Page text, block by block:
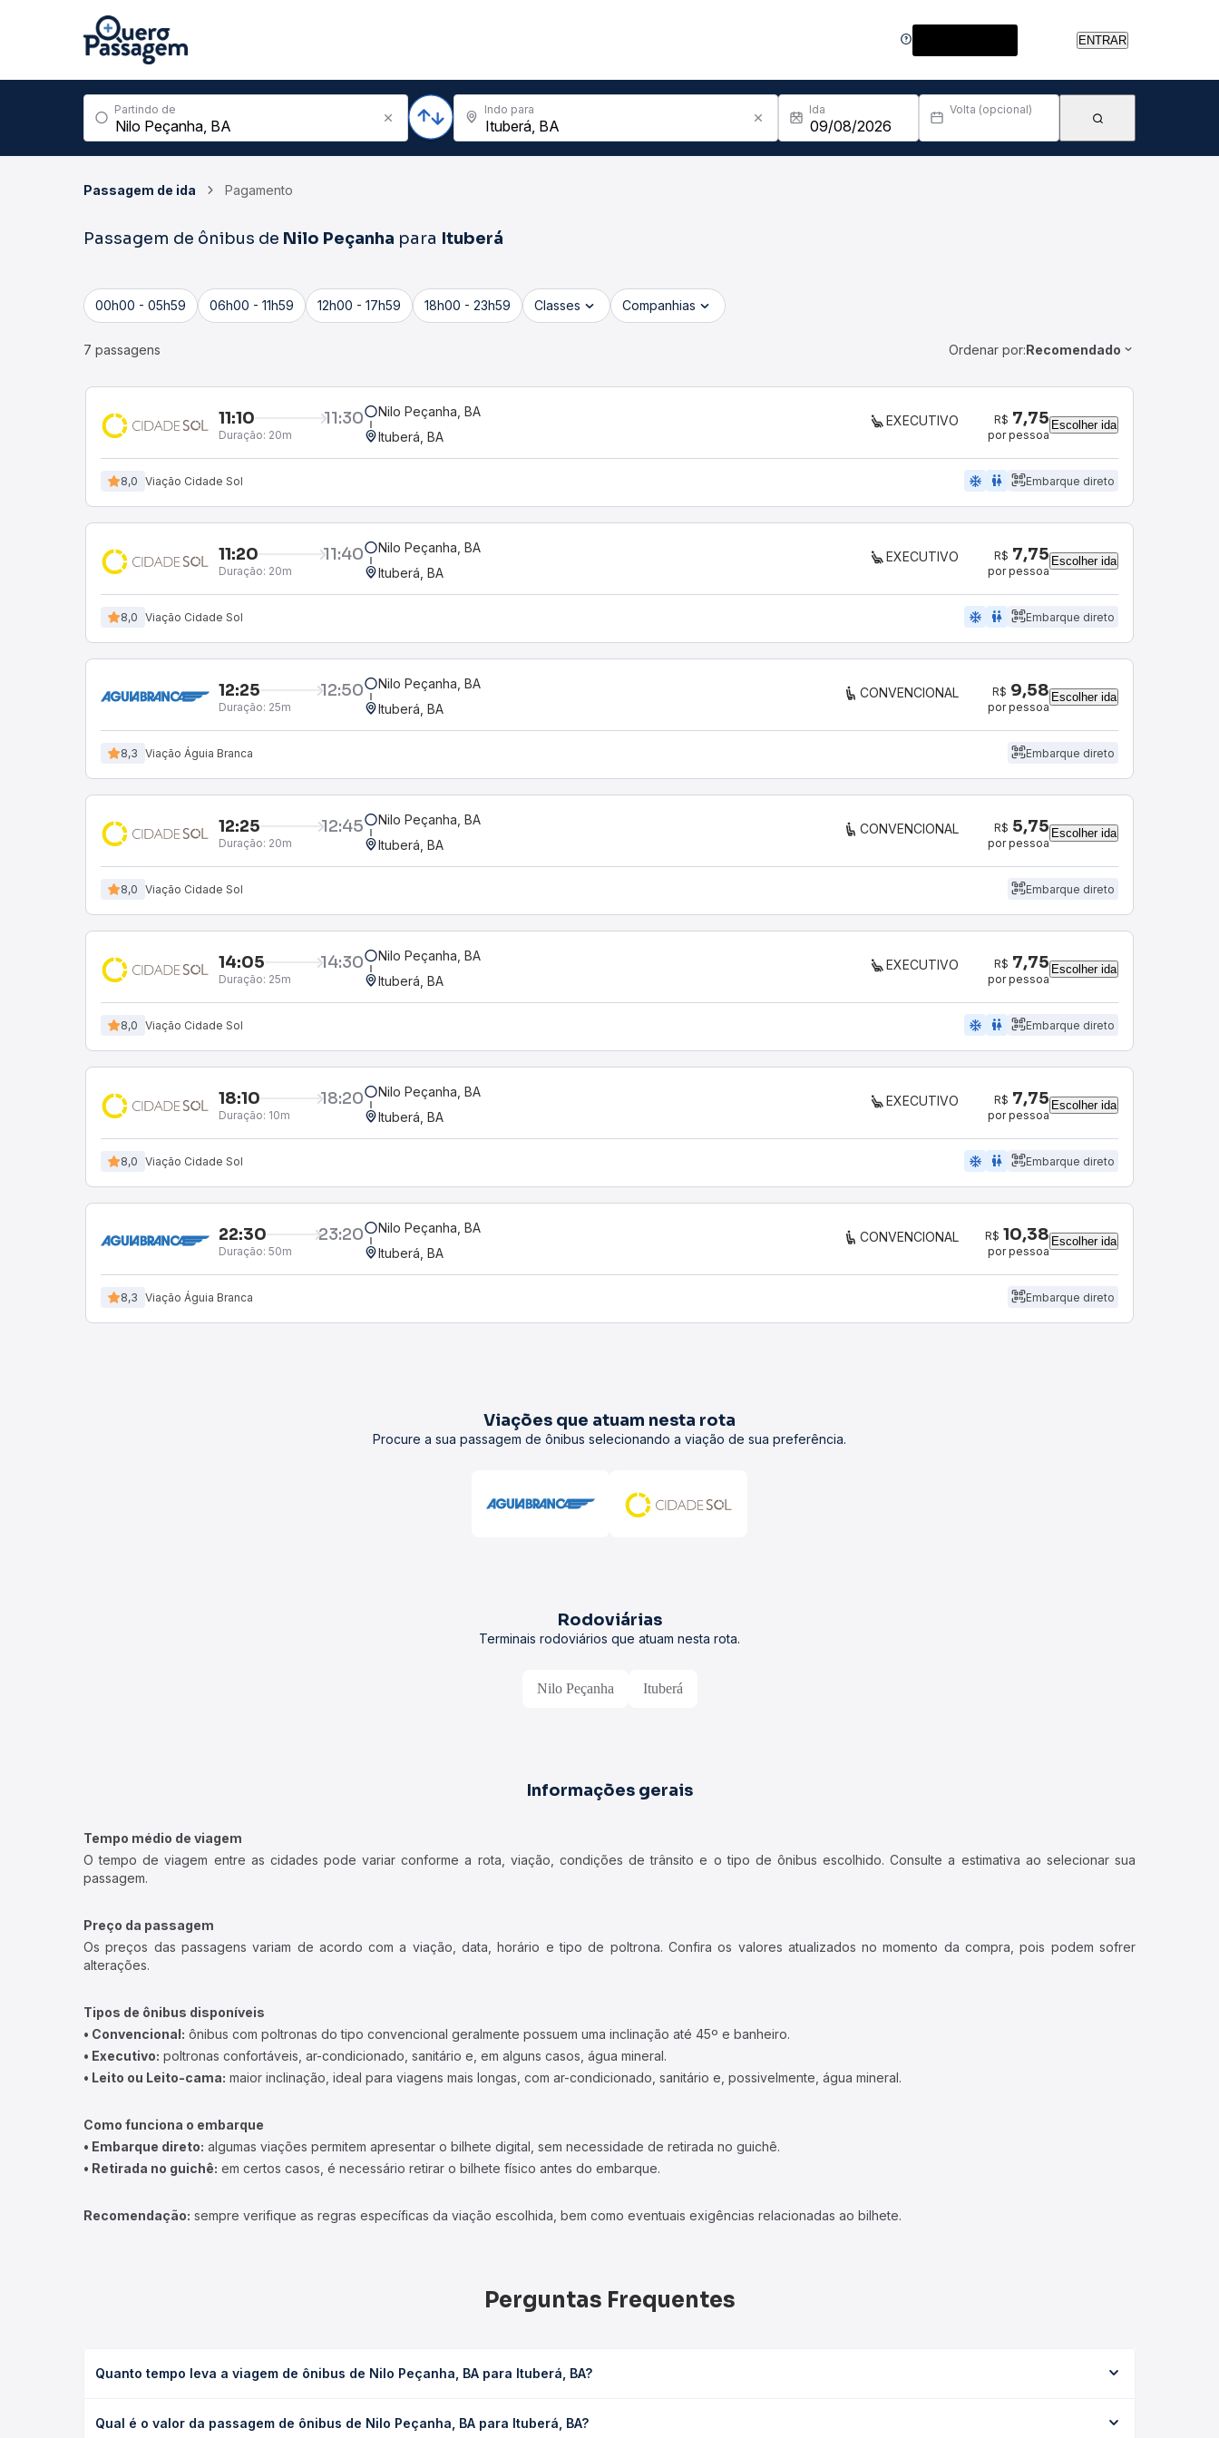
ENTRAR
Partindo de Indo para Ida Volta (opcional)
Passagem de ida Pagamento
Passagem de ônibus de Nilo Peçanha para Ituberá
00h00 - 05h59 06h00 - 11h59 12h00 - 17h59 18h00 - 23h59 Classes Companhias
7 passagens Ordenar por:Recomendado
11:10 11:30
Duração: 20m
Nilo Peçanha, BA
Ituberá, BA
EXECUTIVO R$ 7,75
por pessoa
Escolher ida
8,0 Viação Cidade Sol ac_unit wc Embarque direto
11:20 11:40
Duração: 20m
Nilo Peçanha, BA
Ituberá, BA
EXECUTIVO R$ 7,75
por pessoa
Escolher ida
8,0 Viação Cidade Sol ac_unit wc Embarque direto
12:25 12:50
Duração: 25m
Nilo Peçanha, BA
Ituberá, BA
CONVENCIONAL R$ 9,58
por pessoa
Escolher ida
8,3 Viação Águia Branca Embarque direto
12:25 12:45
Duração: 20m
Nilo Peçanha, BA
Ituberá, BA
CONVENCIONAL R$ 5,75
por pessoa
Escolher ida
8,0 Viação Cidade Sol Embarque direto
14:05 14:30
Duração: 25m
Nilo Peçanha, BA
Ituberá, BA
EXECUTIVO R$ 7,75
por pessoa
Escolher ida
8,0 Viação Cidade Sol ac_unit wc Embarque direto
18:10 18:20
Duração: 10m
Nilo Peçanha, BA
Ituberá, BA
EXECUTIVO R$ 7,75
por pessoa
Escolher ida
8,0 Viação Cidade Sol ac_unit wc Embarque direto
22:30 23:20
Duração: 50m
Nilo Peçanha, BA
Ituberá, BA
CONVENCIONAL R$ 10,38
por pessoa
Escolher ida
8,3 Viação Águia Branca Embarque direto
Viações que atuam nesta rota
Procure a sua passagem de ônibus selecionando a viação de sua preferência.
Rodoviárias
Terminais rodoviários que atuam nesta rota.
Nilo Peçanha Ituberá
Informações gerais
Tempo médio de viagem
O tempo de viagem entre as cidades pode variar conforme a rota, viação, condições de trânsito e o tipo de ônibus escolhido. Consulte a estimativa ao selecionar sua
passagem.
Preço da passagem
Os preços das passagens variam de acordo com a viação, data, horário e tipo de poltrona. Confira os valores atualizados no momento da compra, pois podem sofrer
alterações.
Tipos de ônibus disponíveis
• Convencional: ônibus com poltronas do tipo convencional geralmente possuem uma inclinação até 45º e banheiro.
• Executivo: poltronas confortáveis, ar-condicionado, sanitário e, em alguns casos, água mineral.
• Leito ou Leito-cama: maior inclinação, ideal para viagens mais longas, com ar-condicionado, sanitário e, possivelmente, água mineral.
Como funciona o embarque
• Embarque direto: algumas viações permitem apresentar o bilhete digital, sem necessidade de retirada no guichê.
• Retirada no guichê: em certos casos, é necessário retirar o bilhete físico antes do embarque.
Recomendação: sempre verifique as regras específicas da viação escolhida, bem como eventuais exigências relacionadas ao bilhete.
Perguntas Frequentes
Quanto tempo leva a viagem de ônibus de Nilo Peçanha, BA para Ituberá, BA?
e as condições de tráfego. Na Quero Passagem você consulta os horários disponíveis e vê a duração exata de cada opção na data desejada.
Qual é o valor da passagem de ônibus de Nilo Peçanha, BA para Ituberá, BA?